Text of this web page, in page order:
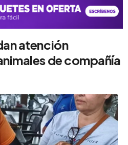
atención
de compañía